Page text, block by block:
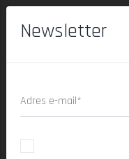
Botament E120 (10kg.)
Newsletter
Adres e-mail*